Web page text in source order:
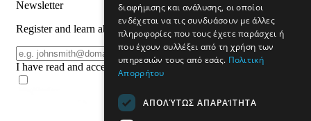
Newsletter
Register and learn about products and offers
Email
REGISTER
I have read and accept theterms of use
διαφήμισης και ανάλυσης, οι οποίοι
ενδέχεται να τις συνδυάσουν με άλλες
πληροφορίες που τους έχετε παράσχει ή
που έχουν συλλέξει από τη χρήση των
υπηρεσιών τους από εσάς. Πολιτική
Απορρήτου
ΑΠΟΛΎΤΩΣ ΑΠΑΡΑΊΤΗΤΑ